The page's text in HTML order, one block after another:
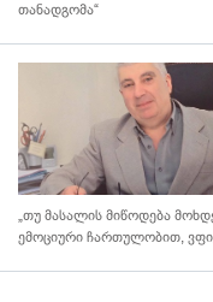
თანადგომა“
„თუ მასალის მიწოდება
ემოციური ჩართულობით,